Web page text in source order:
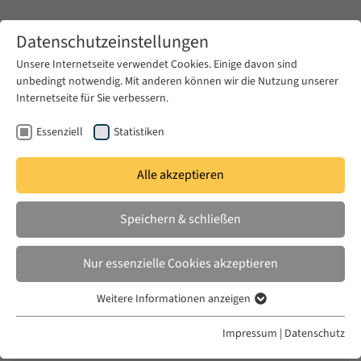
Zum Hauptinhalt springen
DI. 18 NOV. 2014
Islam und Geschlechterpolitik:
Überlegungen zu Afghanistan
Datenschutzeinstellungen
Unsere Internetseite verwendet Cookies. Einige davon sind
unbedingt notwendig. Mit anderen können wir die Nutzung unserer
Internetseite für Sie verbessern.
Essenziell Statistiken
Alle akzeptieren
Speichern & schließen
Nur essenzielle Cookies akzeptieren
Essenzielle Cookies werden für grundlegende Funktionen der
Weitere Informationen anzeigen
Impressum | Datenschutz